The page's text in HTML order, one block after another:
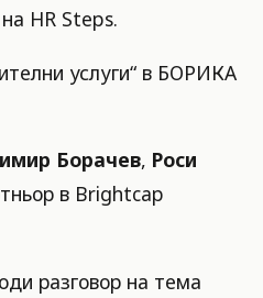
HR Steps.
услуги“ в БОРИКА
Борачев, Роси
в Brightcap
разговор на тема